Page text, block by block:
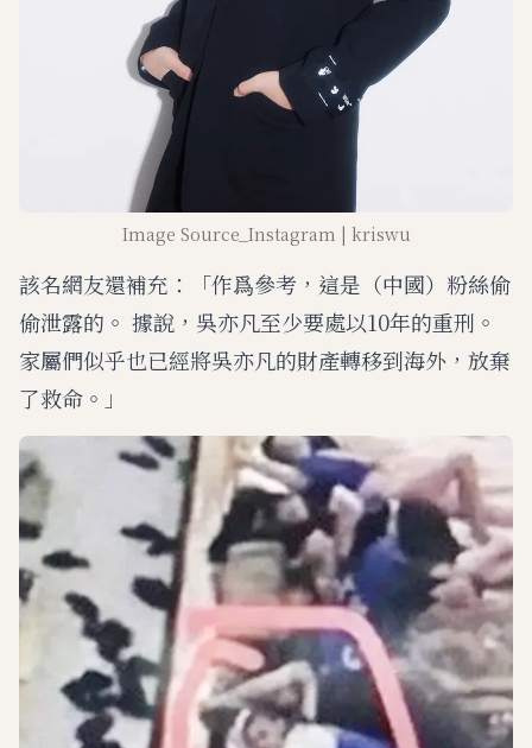
Image Source_Instagram | kriswu
該名網友還補充：「作爲參考，這是（中國）粉絲偷
偷泄露的。 據說，吳亦凡至少要處以10年的重刑。
家屬們似乎也已經將吳亦凡的財產轉移到海外，放棄
了救命。」